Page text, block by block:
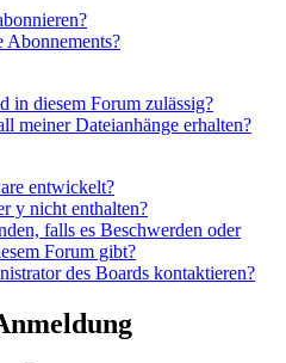
Abonnements?
in diesem Forum zulässig?
meiner Dateianhänge erhalten?
entwickelt?
y nicht enthalten?
falls es Beschwerden oder
Forum gibt?
des Boards kontaktieren?